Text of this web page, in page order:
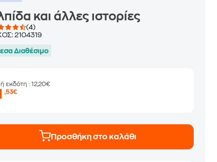
και άλλες ιστορίες
(4)
2104319
Διαθέσιμο
εκδότη: 12,20€
,53€
Προσθήκη στο καλάθι